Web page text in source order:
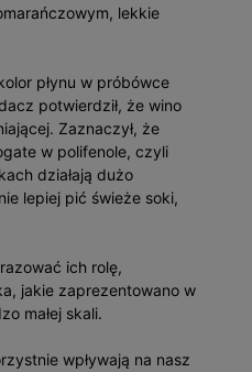
lekkie
płynu w próbówce
potwierdził, że wino
Zaznaczył, że
w polifenole, czyli
działają dużo
lepiej pić świeże soki,
ich rolę,
jakie zaprezentowano w
małej skali.
wpływają na nasz